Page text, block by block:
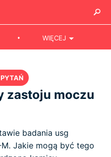
WIĘCEJ
zastoju moczu
badania usg
M. Jakie mogą być tego